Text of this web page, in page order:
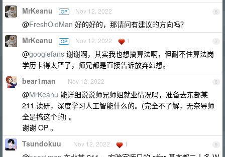
6
MrKeanu OP Nov 12, 2022
@FreshOldMan 好的好的，那请问有建议的方向吗？
7
MrKeanu OP Nov 12, 2022 1
@googlefans 谢谢啊，其实我也想搞算法啊，但耐不住算法岗
学历卡得太严了，师兄都是直接告诉放弃幻想。
8
bear1man Nov 12, 2022
@MrKeanu 能详细说说师兄师姐就业情况吗，准备去东部某
211 读研，深度学习人工智能什么的。(完全不了解，无奈导师
全是搞这个的) 。
谢谢 OP 。
9
Tsundokuu Nov 12, 2022 1